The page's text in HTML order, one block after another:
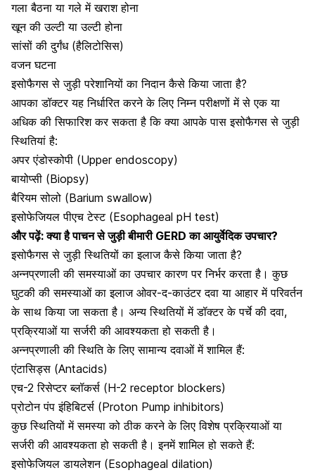
गला बैठना या गले में खराश होना
खून की उल्टी या उल्टी होना
सांसों की दुर्गंध (हैलिटोसिस)
वजन घटना
इसोफैगस से जुड़ी परेशानियों का निदान कैसे किया जाता है?
आपका डॉक्टर यह निर्धारित करने के लिए निम्न परीक्षणों में से एक या
अधिक की सिफारिश कर सकता है कि क्या आपके पास इसोफैगस से जुड़ी
स्थितियां है:
अपर एंडोस्कोपी (Upper endoscopy)
बायोप्सी (Biopsy)
बैरियम सोलो (Barium swallow)
इसोफेजियल पीएच टेस्ट (Esophageal pH test)
और पढ़ें:क्या है पाचन से जुड़ी बीमारी GERD का आयुर्वेदिक उपचार?
इसोफैगस से जुड़ी स्थितियों का इलाज कैसे किया जाता है?
अन्नप्रणाली की समस्याओं का उपचार कारण पर निर्भर करता है। कुछ
घुटकी की समस्याओं का इलाज ओवर-द-काउंटर दवा या आहार में परिवर्तन
के साथ किया जा सकता है। अन्य स्थितियों में डॉक्टर के पर्चे की दवा,
प्रक्रियाओं या सर्जरी की आवश्यकता हो सकती है।
अन्नप्रणाली की स्थिति के लिए सामान्य दवाओं में शामिल हैं:
एंटासिड्स (Antacids)
एच-2 रिसेप्टर ब्लॉकर्स (H-2 receptor blockers)
प्रोटोन पंप इंहिबिटर्स (Proton Pump inhibitors)
कुछ स्थितियों में समस्या को ठीक करने के लिए विशेष प्रक्रियाओं या
सर्जरी की आवश्यकता हो सकती है। इनमें शामिल हो सकते हैं:
इसोफेजियल डायलेशन (Esophageal dilation)